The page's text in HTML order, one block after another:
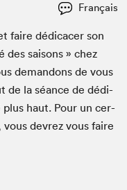
Français
faire dédi­cac­er son
des saisons » chez
deman­dons de vous
de la séance de dédi­
plus haut. Pour un cer­
devrez vous faire